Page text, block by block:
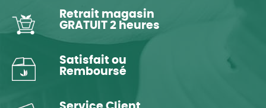
Retrait magasin
GRATUIT 2 heures
Satisfait ou
Remboursé